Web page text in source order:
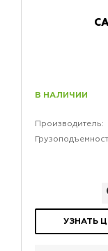
В НАЛИЧИИ
Производитель:
УЗНАТЬ